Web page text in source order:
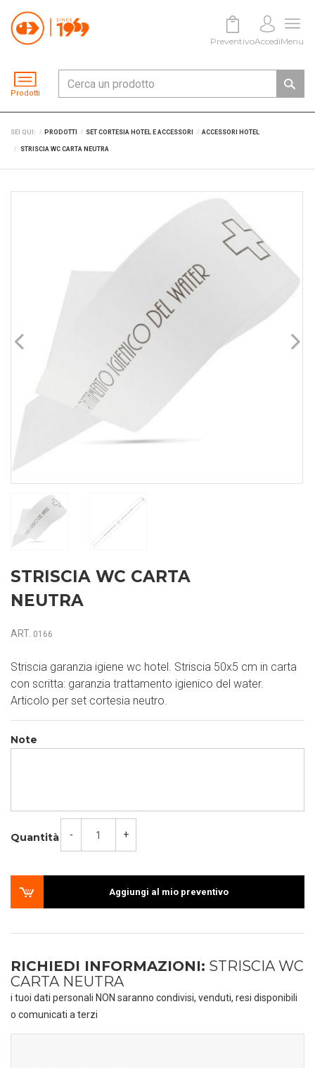
Prodotti
PreventivoAccediMenu
SEI QUI: PRODOTTI SET CORTESIA HOTEL E ACCESSORI ACCESSORI HOTEL
STRISCIA WC CARTA NEUTRA
STRISCIA WC CARTA
NEUTRA
ART. 0166
Striscia garanzia igiene wc hotel. Striscia 50x5 cm in carta
con scritta: garanzia trattamento igienico del water.
Articolo per set cortesia neutro.
Note
Quantità - +
Aggiungi al mio preventivo
RICHIEDI INFORMAZIONI: STRISCIA WC
CARTA NEUTRA
i tuoi dati personali NON saranno condivisi, venduti, resi disponibili
o comunicati a terzi